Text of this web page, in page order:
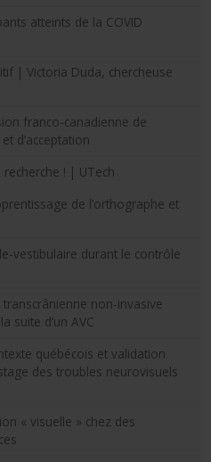
atteints de la COVID
| Victoria Duda, chercheuse
franco-canadienne de
d’acceptation
! | UTech
de l’orthographe et
vestibulaire durant le contrôle
non-invasive
suite d’un AVC
québécois et validation
des troubles neurovisuels
« visuelle » chez des